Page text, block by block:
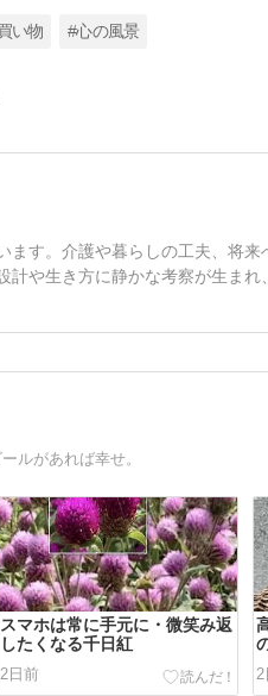
い物 #心の風景
す。介護や暮らしの工夫、将
や生き方に静かな考察が生まれ
ルがあれば幸せ。
スマホは常に手元に・微笑み返
したくなる千日紅
2日前
2